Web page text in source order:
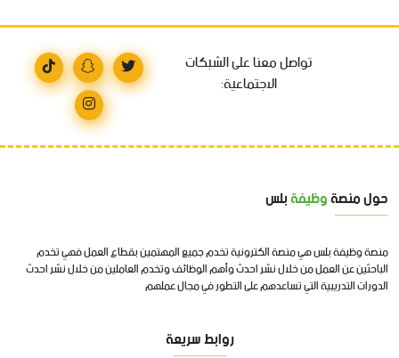
تواصل معنا على الشبكات
الاجتماعية:
حول منصةوظيفةبلس
منصة وظيفة بلس هي منصة الكترونية تخدم جميع المهتمين بقطاع العمل فهي تخدم
الباحثين عن العمل من خلال نشر احدث وأهم الوظائف وتخدم العاملين من خلال نشر احدث
الدورات التدريبية التي تساعدهم على التطور في مجال عملهم
روابط سريعة